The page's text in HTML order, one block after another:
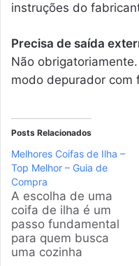
instruções do
Precisa de saída
Não
modo depurador com
Posts Relacionados
Melhores Coifas de Ilha –
Top Melhor – Guia de
Compra
A escolha de uma
coifa de ilha é um
passo fundamental
para quem busca
uma cozinha